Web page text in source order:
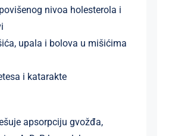
nivoa holesterola i
upala i bolova u mišićima
i katarakte
apsorpciju gvožđa,